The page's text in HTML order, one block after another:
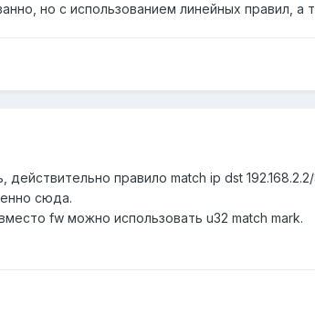
но с использованием линейных правил,
действительно правило match ip dst
сюда.
fw можно использовать u32 match mark.